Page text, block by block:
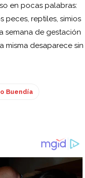
en pocas palabras:
peces, reptiles, simios
semana de gestación
misma desaparece sin
Buendía